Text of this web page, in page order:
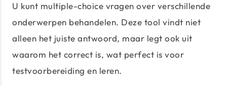
U kunt multiple-choice vragen over verschillende
onderwerpen behandelen. Deze tool vindt niet
alleen het juiste antwoord, maar legt ook uit
waarom het correct is, wat perfect is voor
testvoorbereiding en leren.